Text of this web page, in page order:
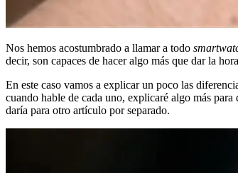
Nos hemos acostumbrado a llamar a todo
decir, son capaces de hacer algo más que dar la
En este caso vamos a explicar un poco las
cuando hable de cada uno, explicaré algo más
daría para otro artículo por separado.